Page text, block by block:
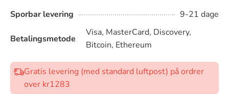
Sporbar levering 9-21 dage
Betalingsmetode
Visa, MasterCard, Discovery,
Bitcoin, Ethereum
Gratis levering (med standard luftpost) på ordrer
over kr1283